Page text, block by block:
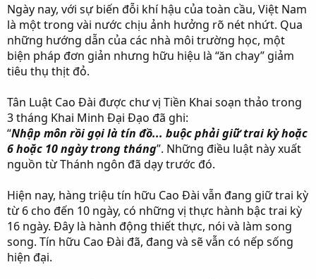
Ngày nay, với sự biến đỗi khí hậu của toàn cầu, Việt Nam
là một trong vài nước chịu ảnh hưởng rõ nét nhứt. Qua
những hướng dẫn của các nhà môi trường học, một
biện pháp đơn giản nhưng hữu hiệu là “ăn chay” giảm
tiêu thụ thịt đỏ.
Tân Luật Cao Đài được chư vị Tiền Khai soạn thảo trong
3 tháng Khai Minh Đại Đạo đã ghi:
“Nhập môn rồi gọi là tín đồ... buộc phải giữ trai kỳ hoặc
6 hoặc 10 ngày trong tháng”. Những điều luật này xuất
nguồn từ Thánh ngôn đã dạy trước đó.
Hiện nay, hàng triệu tín hữu Cao Đài vẫn đang giữ trai kỳ
từ 6 cho đến 10 ngày, có những vị thực hành bậc trai kỳ
16 ngày. Đây là hành động thiết thực, nói và làm song
song. Tín hữu Cao Đài đã, đang và sẽ vẫn có nếp sống
hiện đại.